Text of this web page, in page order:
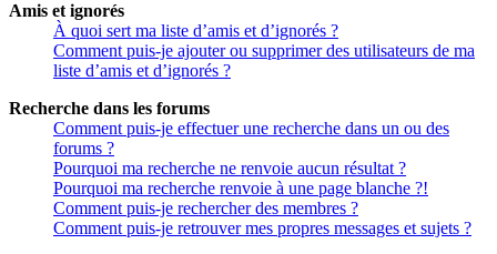
Amis et ignorés
À quoi sert ma liste d’amis et d’ignorés ?
Comment puis-je ajouter ou supprimer des utilisateurs de ma
liste d’amis et d’ignorés ?
Recherche dans les forums
Comment puis-je effectuer une recherche dans un ou des
forums ?
Pourquoi ma recherche ne renvoie aucun résultat ?
Pourquoi ma recherche renvoie à une page blanche ?!
Comment puis-je rechercher des membres ?
Comment puis-je retrouver mes propres messages et sujets ?